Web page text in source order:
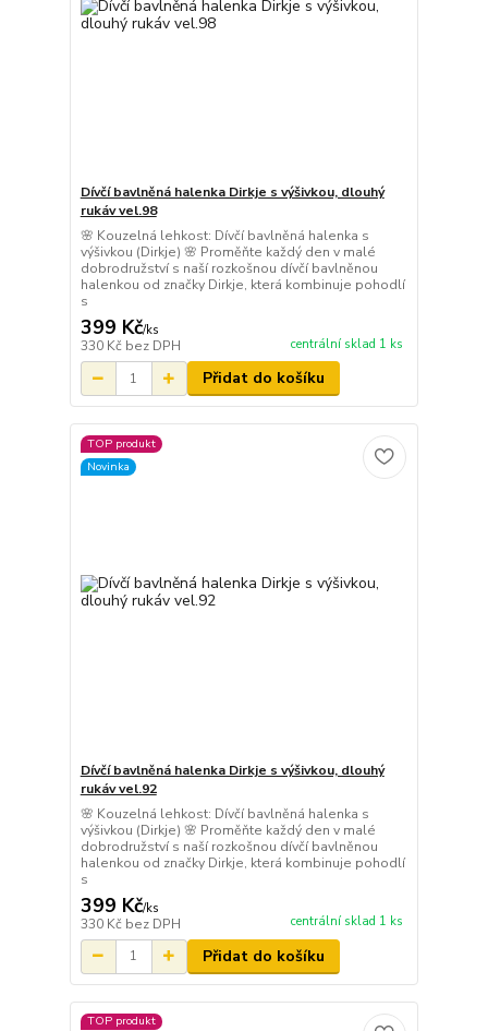
Dívčí bavlněná halenka Dirkje s výšivkou, dlouhý
rukáv vel.98
🌸 Kouzelná lehkost: Dívčí bavlněná halenka s
výšivkou (Dirkje) 🌸 Proměňte každý den v malé
dobrodružství s naší rozkošnou dívčí bavlněnou
halenkou od značky Dirkje, která kombinuje pohodlí
s
399 Kč/ks
330 Kč bez DPH centrální sklad 1 ks
Přidat do košíku
TOP produkt
Novinka
Dívčí bavlněná halenka Dirkje s výšivkou, dlouhý
rukáv vel.92
🌸 Kouzelná lehkost: Dívčí bavlněná halenka s
výšivkou (Dirkje) 🌸 Proměňte každý den v malé
dobrodružství s naší rozkošnou dívčí bavlněnou
halenkou od značky Dirkje, která kombinuje pohodlí
s
399 Kč/ks
330 Kč bez DPH centrální sklad 1 ks
Přidat do košíku
TOP produkt